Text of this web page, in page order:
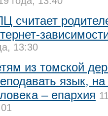
считает
13:30
из томской
язык,
– епархия